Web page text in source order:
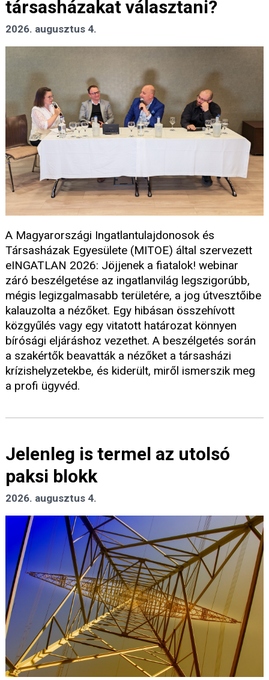
társasházakat választani?
2026. augusztus 4.
A Magyarországi Ingatlantulajdonosok és
Társasházak Egyesülete (MITOE) által szervezett
eINGATLAN 2026: Jöjjenek a fiatalok! webinar
záró beszélgetése az ingatlanvilág legszigorúbb,
mégis legizgalmasabb területére, a jog útvesztőibe
kalauzolta a nézőket. Egy hibásan összehívott
közgyűlés vagy egy vitatott határozat könnyen
bírósági eljáráshoz vezethet. A beszélgetés során
a szakértők beavatták a nézőket a társasházi
krízishelyzetekbe, és kiderült, miről ismerszik meg
a profi ügyvéd.
Jelenleg is termel az utolsó
paksi blokk
2026. augusztus 4.